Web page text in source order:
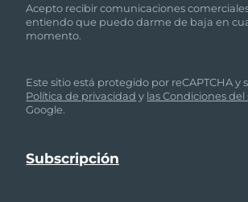
Acepto recibir comunicaciones
entiendo que puedo darme de baja en
momento.
Este sitio está protegido por reCAPTCHA y
Política de privacidad y las Condiciones del
Google.